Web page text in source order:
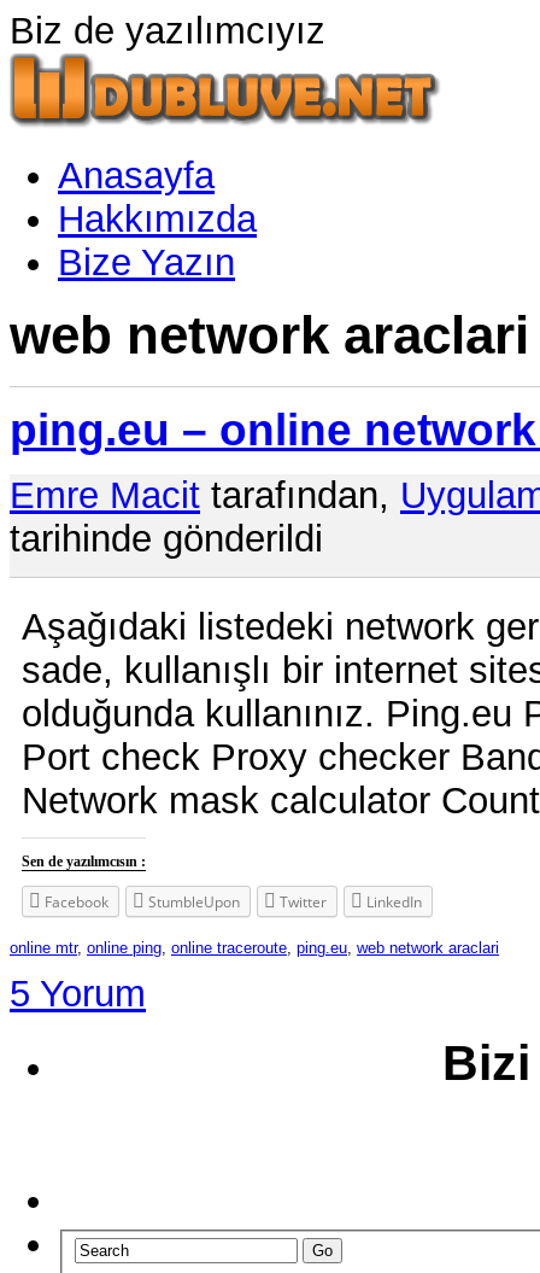
Biz de yazılımcıyız
Anasayfa
Hakkımızda
Bize Yazın
web network
ping.eu – online
Emre Macit tarafından,
tarihinde gönderildi
Aşağıdaki listedeki network
sade, kullanışlı bir internet
olduğunda kullanınız.
Port check Proxy checker
Network mask calculator
Sen de yazılımcısın :
Facebook StumbleUpon Twitter LinkedIn
online mtr, online ping, online traceroute, ping.eu, web network araclari
5 Yorum